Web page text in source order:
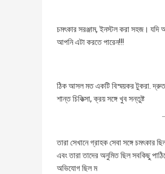
চমৎকার সরঞ্জাম, ইনস্টল করা সহজ। যদি
আপনি এটা করতে পারেন!!!
ঠিক আসল মত একটি বিস্ময়কর টুকরা. দ্রুত
শান্ত চিকিত্সা, ক্রয় সঙ্গে খুব সন্তুষ্ট
তারা সেখানে গ্রাহক সেবা সঙ্গে চমৎকার
এবং তারা তাদের অনুমিত ছিল সবকিছু
অভিযোগ ছিল ম